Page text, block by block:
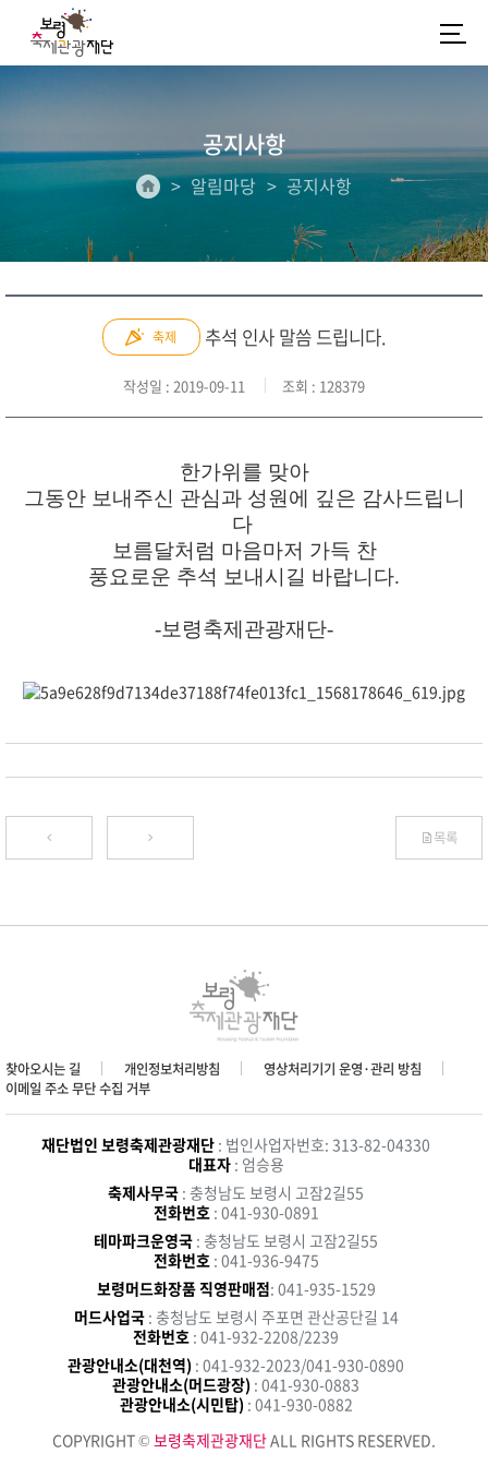
공지사항
알림마당 공지사항
축제 추석 인사 말씀 드립니다.
작성일 : 2019-09-11 조회 : 128379
한가위를 맞아
그동안 보내주신 관심과 성원에 깊은 감사드립니
다
보름달처럼 마음마저 가득 찬
풍요로운 추석 보내시길 바랍니다.
-보령축제관광재단-
목록
찾아오시는 길 개인정보처리방침
영상처리기기 운영·관리 방침
이메일 주소 무단 수집 거부
재단법인 보령축제관광재단 : 법인사업자번호: 313-82-04330
대표자: 엄승용
축제사무국 : 충청남도 보령시 고잠2길55
전화번호 : 041-930-0891
테마파크운영국 : 충청남도 보령시 고잠2길55
전화번호 : 041-936-9475
보령머드화장품 직영판매점: 041-935-1529
머드사업국 : 충청남도 보령시 주포면 관산공단길 14
전화번호 : 041-932-2208/2239
관광안내소(대천역) : 041-932-2023/041-930-0890
관광안내소(머드광장) : 041-930-0883
관광안내소(시민탑) : 041-930-0882
COPYRIGHT © 보령축제관광재단ALL RIGHTS RESERVED.